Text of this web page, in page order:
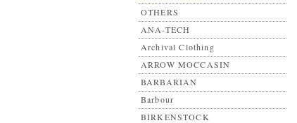
OTHERS
ANA-TECH
Archival Clothing
ARROW MOCCASIN
BARBARIAN
Barbour
BIRKENSTOCK